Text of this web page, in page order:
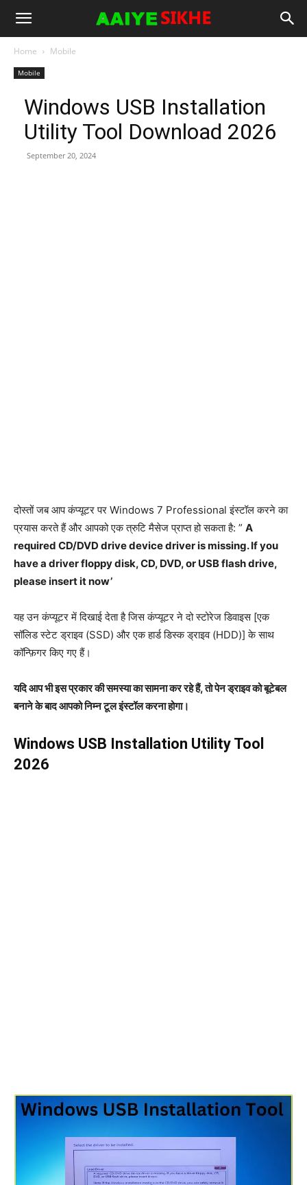
Home Mobile
Mobile
Windows USB Installation
Utility Tool Download 2026
September 20, 2024
दोस्तों जब आप कंप्यूटर पर Windows 7 Professional इंस्टॉल करने का
प्रयास करते हैं और आपको एक त्रुटि मैसेज प्राप्त हो सकता है: ” A
required CD/DVD drive device driver is missing. If you
have a driver floppy disk, CD, DVD, or USB flash drive,
please insert it now’
यह उन कंप्यूटर में दिखाई देता है जिस कंप्यूटर ने दो स्टोरेज डिवाइस [एक
सॉलिड स्टेट ड्राइव (SSD) और एक हार्ड डिस्क ड्राइव (HDD)] के साथ
कॉन्फ़िगर किए गए हैं।
यदि आप भी इस प्रकार की समस्या का सामना कर रहे हैं, तो पेन ड्राइव को बूटेबल
बनाने के बाद आपको निम्न टूल इंस्टॉल करना होगा।
Windows USB Installation Utility Tool
2026